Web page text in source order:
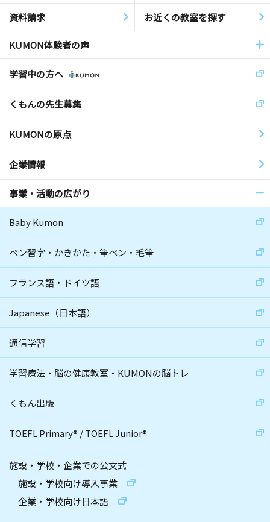
資料請求 お近くの教室を探す
KUMON体験者の声
学習中の方へ
くもんの先生募集
KUMONの原点
企業情報
事業・活動の広がり
Baby Kumon
ペン習字・かきかた・筆ペン・毛筆
フランス語・ドイツ語
Japanese（日本語）
通信学習
学習療法・脳の健康教室・KUMONの脳トレ
くもん出版
TOEFL Primary® /TOEFL Junior®
施設・学校・企業での公文式
施設・学校向け導入事業
企業・学校向け日本語